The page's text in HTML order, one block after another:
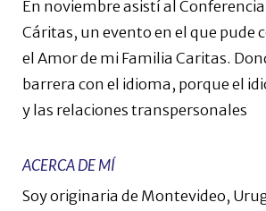
En noviembre asistí al
Cáritas, un evento en el que pude
el Amor de mi Familia Caritas.
barrera con el idioma, porque el
y las relaciones transpersonales
ACERCA DE MÍ
Soy originaria de Montevideo,